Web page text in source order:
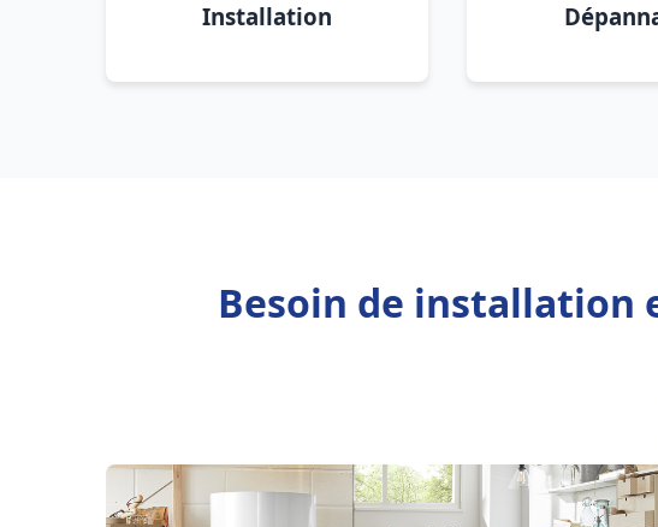
Installation
Besoin de installation